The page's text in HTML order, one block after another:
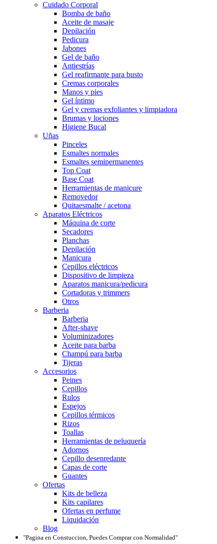
Cuidado Corporal
Bomba de baño
Aceite de masaje
Depilación
Pedicura
Jabones
Gel de baño
Antiestrías
Gel reafirmante para busto
Cremas corporales
Manos y pies
Gel íntimo
Gel y cremas exfoliantes y limpiadora
Brumas y lociones
Higiene Bucal
Uñas
Pinceles
Esmaltes normales
Esmaltes semipermanentes
Top Coat
Base Coat
Herramientas de manicure
Removedor
Quitaesmalte / acetona
Aparatos Eléctricos
Máquina de corte
Secadores
Planchas
Depilación
Manicura
Cepillos eléctricos
Dispositivo de limpieza
Aparatos manicura/pedicura
Cortadoras y trimmers
Otros
Barberia
Barberia
After-shave
Voluminizadores
Aceite para barba
Champú para barba
Tijeras
Accesorios
Peines
Cepillos
Rulos
Espejos
Cepillos térmicos
Rizos
Toallas
Herramientas de peluquería
Adornos
Cepillo desenredante
Capas de corte
Guantes
Ofertas
Kits de belleza
Kits capilares
Ofertas en perfume
Liquidación
Blog
"Pagina en Constuccion, Puedes Comprar con Normalidad"